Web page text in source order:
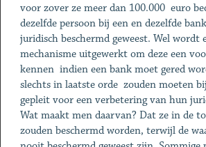
voor zover ze meer dan 100.000 euro
dezelfde persoon bij een en dezelfde
juridisch beschermd geweest. Wel wordt
mechanisme uitgewerkt om deze een
kennen indien een bank moet gered
slechts in laatste orde zouden moeten
gepleit voor een verbetering van hun
Wat maakt men daarvan? Dat ze in de
zouden beschermd worden, terwijl de